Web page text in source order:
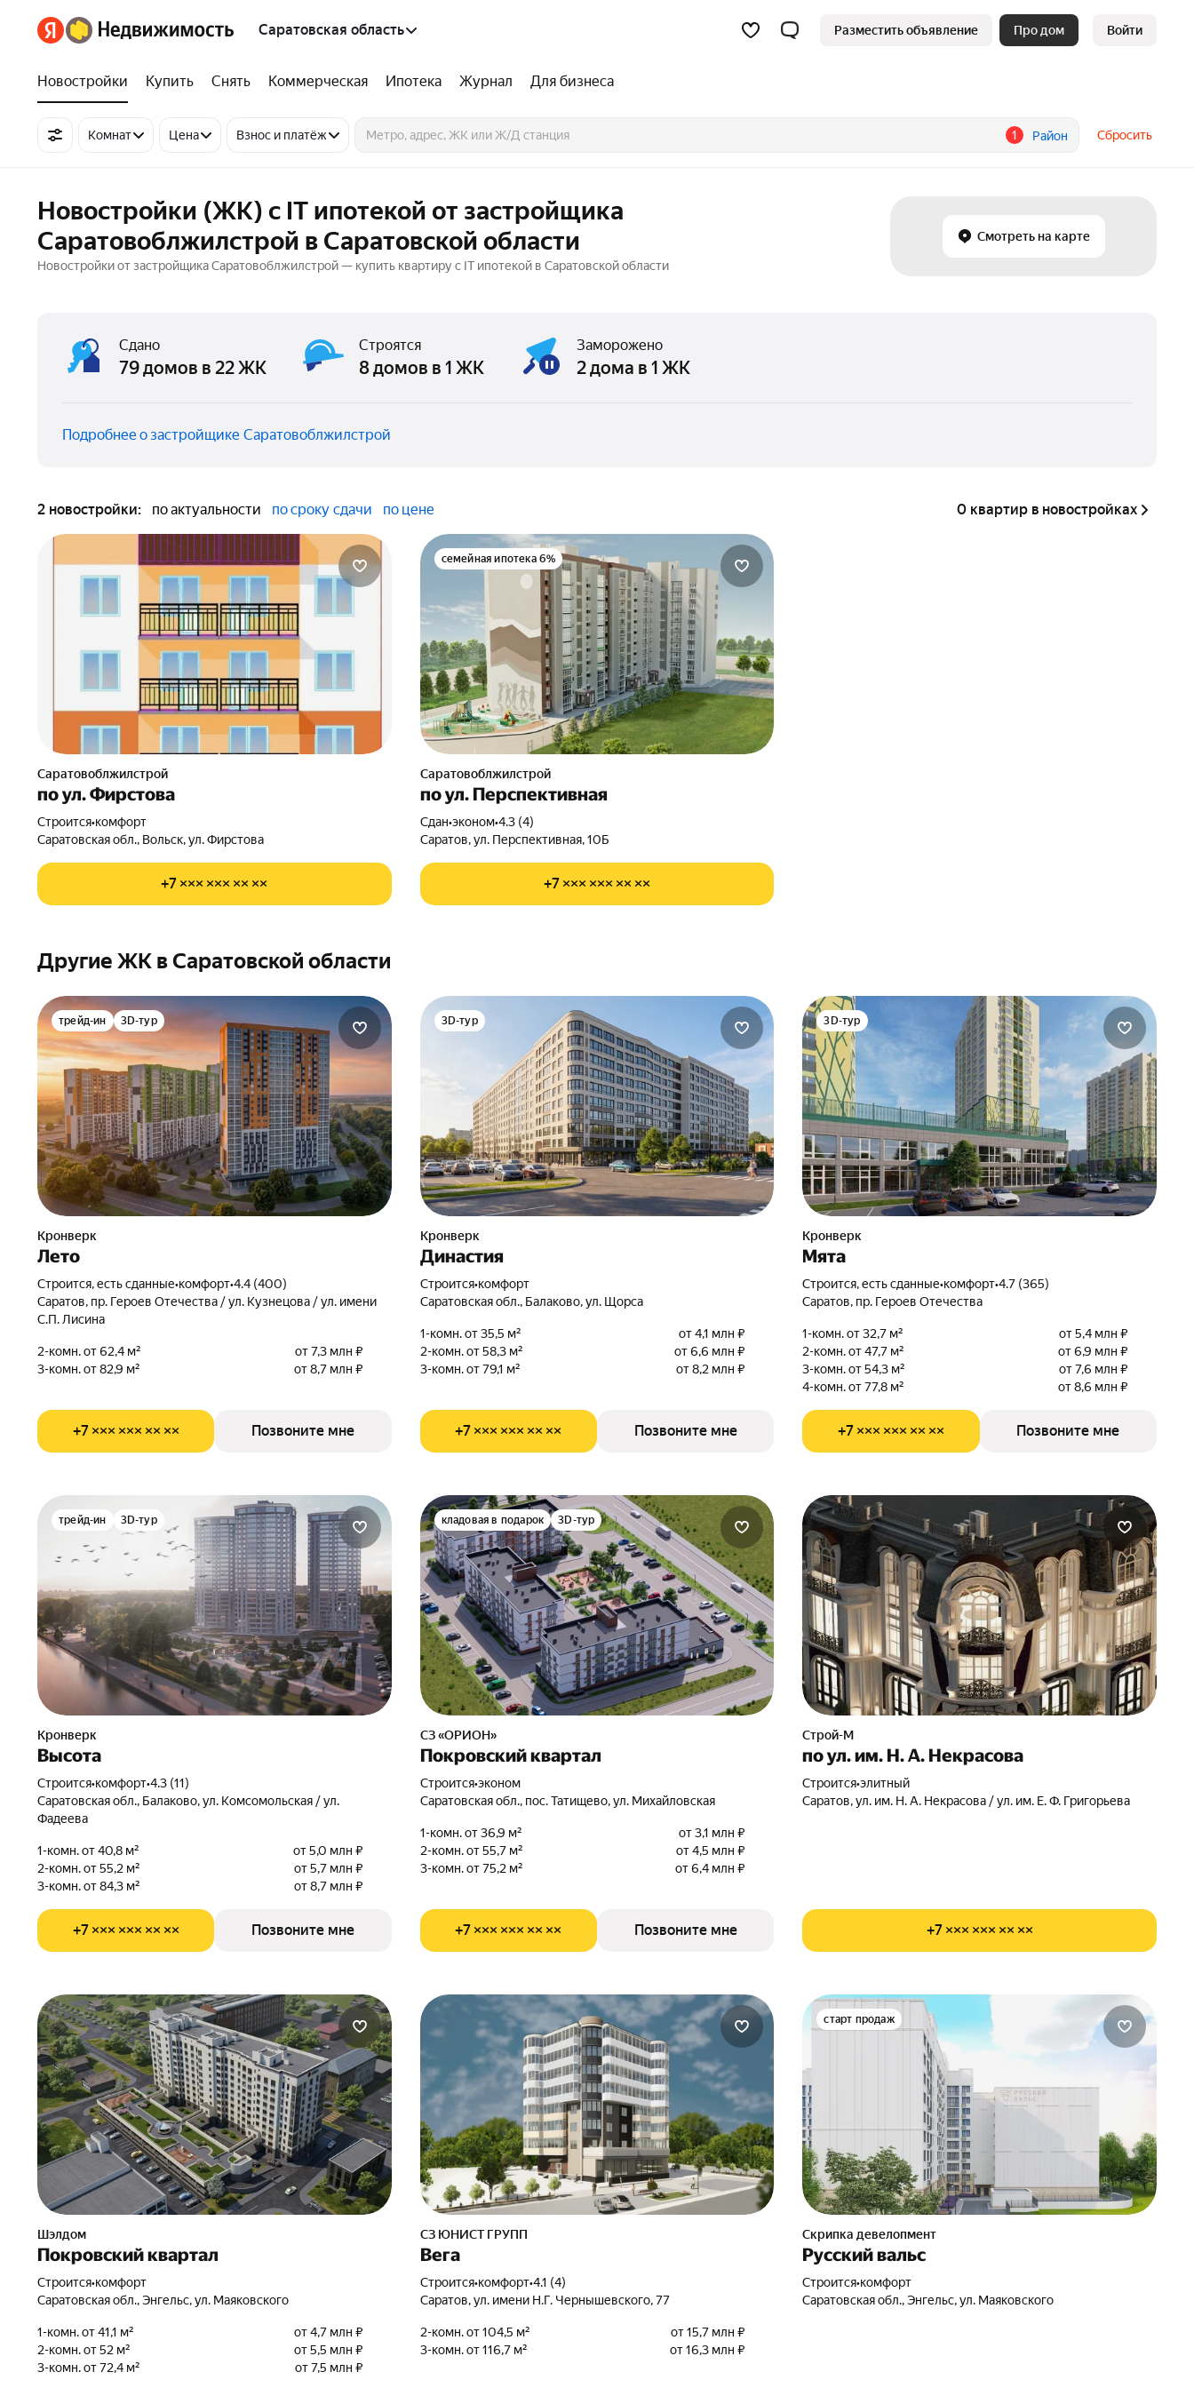
Саратовская область Разместить объявление Про дом Войти
Новостройки Купить Снять Коммерческая Ипотека Журнал Для бизнеса
Комнат Цена Взнос и платёж 1 Район Сбросить
Новостройки (ЖК) с IT ипотекой от застройщика
Саратовоблжилстрой в Саратовской области
Новостройки от застройщика Саратовоблжилстрой — купить квартиру с IT ипотекой в Саратовской области
Смотреть на карте
Сдано
79 домов в 22 ЖК
Строятся
8 домов в 1 ЖК
Заморожено
2 дома в 1 ЖК
Подробнее о застройщике Саратовоблжилстрой
2 новостройки: по актуальности по сроку сдачи по цене 0 квартир в новостройках
Саратовоблжилстрой
по ул. Фирстова
Строится•комфорт
Саратовская обл., Вольск, ул. Фирстова
+7 ××× ××× ×× ××
семейная ипотека 6%
Саратовоблжилстрой
по ул. Перспективная
Сдан•эконом•4.3 (4)
Саратов, ул. Перспективная, 10Б
+7 ××× ××× ×× ××
Другие ЖК в Саратовской области
трейд-ин 3D-тур
Кронверк
Лето
Строится, есть сданные•комфорт•4.4 (400)
Саратов, пр. Героев Отечества / ул. Кузнецова / ул. имени
С.П. Лисина
2-комн. от 62,4 м²
от 7,3 млн ₽
3-комн. от 82,9 м²
от 8,7 млн ₽
+7 ××× ××× ×× ×× Позвоните мне
3D-тур
Кронверк
Династия
Строится•комфорт
Саратовская обл., Балаково, ул. Щорса
1-комн. от 35,5 м²
от 4,1 млн ₽
2-комн. от 58,3 м²
от 6,6 млн ₽
3-комн. от 79,1 м²
от 8,2 млн ₽
+7 ××× ××× ×× ×× Позвоните мне
3D-тур
Кронверк
Мята
Строится, есть сданные•комфорт•4.7 (365)
Саратов, пр. Героев Отечества
1-комн. от 32,7 м²
от 5,4 млн ₽
2-комн. от 47,7 м²
от 6,9 млн ₽
3-комн. от 54,3 м²
от 7,6 млн ₽
4-комн. от 77,8 м²
от 8,6 млн ₽
+7 ××× ××× ×× ×× Позвоните мне
трейд-ин 3D-тур
Кронверк
Высота
Строится•комфорт•4.3 (11)
Саратовская обл., Балаково, ул. Комсомольская / ул.
Фадеева
1-комн. от 40,8 м²
от 5,0 млн ₽
2-комн. от 55,2 м²
от 5,7 млн ₽
3-комн. от 84,3 м²
от 8,7 млн ₽
+7 ××× ××× ×× ×× Позвоните мне
кладовая в подарок 3D-тур
СЗ «ОРИОН»
Покровский квартал
Строится•эконом
Саратовская обл., пос. Татищево, ул. Михайловская
1-комн. от 36,9 м²
от 3,1 млн ₽
2-комн. от 55,7 м²
от 4,5 млн ₽
3-комн. от 75,2 м²
от 6,4 млн ₽
+7 ××× ××× ×× ×× Позвоните мне
Строй-М
по ул. им. Н. А. Некрасова
Строится•элитный
Саратов, ул. им. Н. А. Некрасова / ул. им. Е. Ф. Григорьева
+7 ××× ××× ×× ××
Шэлдом
Покровский квартал
Строится•комфорт
Саратовская обл., Энгельс, ул. Маяковского
1-комн. от 41,1 м²
от 4,7 млн ₽
2-комн. от 52 м²
от 5,5 млн ₽
3-комн. от 72,4 м²
от 7,5 млн ₽
СЗ ЮНИСТ ГРУПП
Вега
Строится•комфорт•4.1 (4)
Саратов, ул. имени Н.Г. Чернышевского, 77
2-комн. от 104,5 м²
от 15,7 млн ₽
3-комн. от 116,7 м²
от 16,3 млн ₽
старт продаж
Скрипка девелопмент
Русский вальс
Строится•комфорт
Саратовская обл., Энгельс, ул. Маяковского